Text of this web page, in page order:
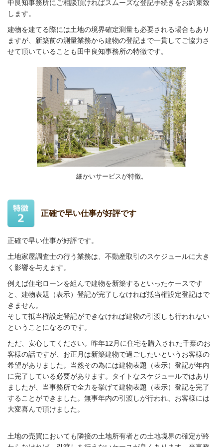
中良知事務所にご相談頂ければスムーズな登記手続きをお約束致
します。
建物を建てる際には土地の境界確定測量も必要される場合もあり
ますが、新築前の測量業務から建物の登記まで一貫してご協力さ
せて頂いていることも田中良知事務所の特徴です。
細かいサービスが特徴。
正確で早い仕事が好評です
正確で早い仕事が好評です。
土地家屋調査士の行う業務は、不動産取引のスケジュールに大き
く影響を与えます。
例えば住宅ローンを組んで建物を新築するといったケースです
と、建物表題（表示）登記が完了しなければ抵当権設定登記はで
きません。
そして抵当権設定登記ができなければ建物の引渡しも行われない
ということになるのです。
ただ、安心してください。昨年12月に住宅を購入された千葉のお
客様の話ですが、お正月は新築建物で過ごしたいというお客様の
希望がありました。当然その為には建物表題（表示）登記が年内
に完了している必要があります。タイトなスケジュールではあり
ましたが、当事務所で全力を挙げて建物表題（表示）登記を完了
することができました。無事年内の引渡しが行われ、お客様には
大変喜んで頂けました。
土地の売買においても隣接の土地所有者との土地境界の確定が終